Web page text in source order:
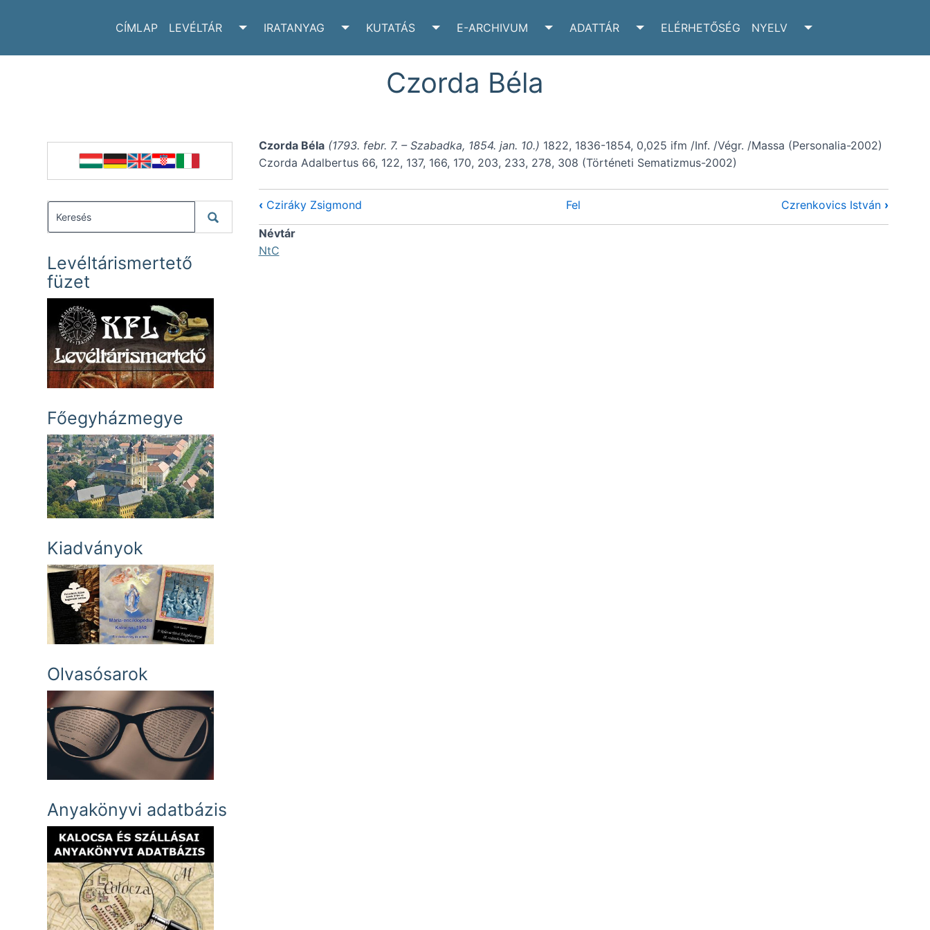
CÍMLAP LEVÉLTÁR
TOGGLE LEVÉLTÁR SUBMENU
IRATANYAG
TOGGLE IRATANYAG SUBMENU
KUTATÁS
TOGGLE KUTATÁS SUBMENU
E-ARCHIVUM
TOGGLE E-ARCHIVUM SUBMENU
ADATTÁR
TOGGLE ADATTÁR SUBMENU
ELÉRHETŐSÉG NYELV
Czorda Béla
Levéltárismertető
füzet
Főegyházmegye
Kiadványok
Olvasósarok
Anyakönyvi adatbázis
Czorda Béla (1793. febr. 7. – Szabadka, 1854. jan. 10.) 1822, 1836-1854, 0,025 ifm /Inf. /Végr. /Massa (Personalia-2002)
Czorda Adalbertus 66, 122, 137, 166, 170, 203, 233, 278, 308 (Történeti Sematizmus-2002)
‹Cziráky Zsigmond Fel Czrenkovics István ›
Névtár
NtC